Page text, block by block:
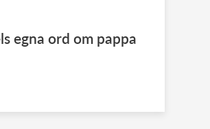
egna ord om pappa